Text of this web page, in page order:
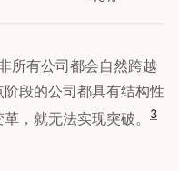
所有公司都会自然跨越
段的公司都具有结构性
，就无法实现突破。
3